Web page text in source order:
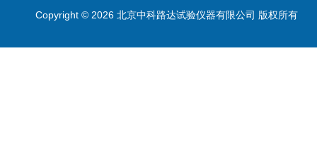
Copyright © 2026 北京中科路达试验仪器有限公司 版权所有